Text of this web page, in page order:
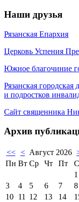
Наши друзья
Рязанская Епархия
Церковь Успения
Южное благочиние
Рязанская городская
и подростков
Сайт священника
Архив
<< < Август 2026
Пн Вт Ср Чт Пт
1
3
4 5 6 7 8
10 11 12 13 14